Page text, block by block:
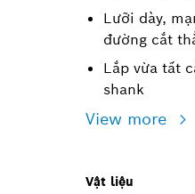
Lưỡi dày,
đường cắt
Lắp vừa tất
shank
View more
Vật liệu